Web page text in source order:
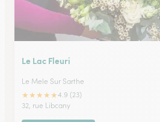
Le Lac Fleuri
Le Mele Sur Sarthe
★★★★★4.9 (23)
32, rue Libcany